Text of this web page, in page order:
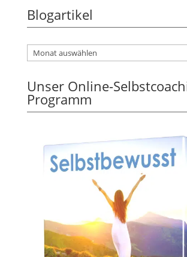
Blogartikel
Unser Online-
Programm